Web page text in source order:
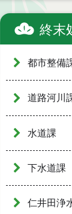
終末
都市整備
道路河川
水道課
下水道課
仁井田浄